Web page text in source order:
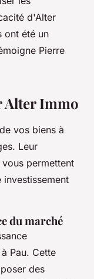
d'Alter
ont été un
Pierre
Alter Immo
vos biens à
Leur
permettent
du marché
Pau. Cette
des